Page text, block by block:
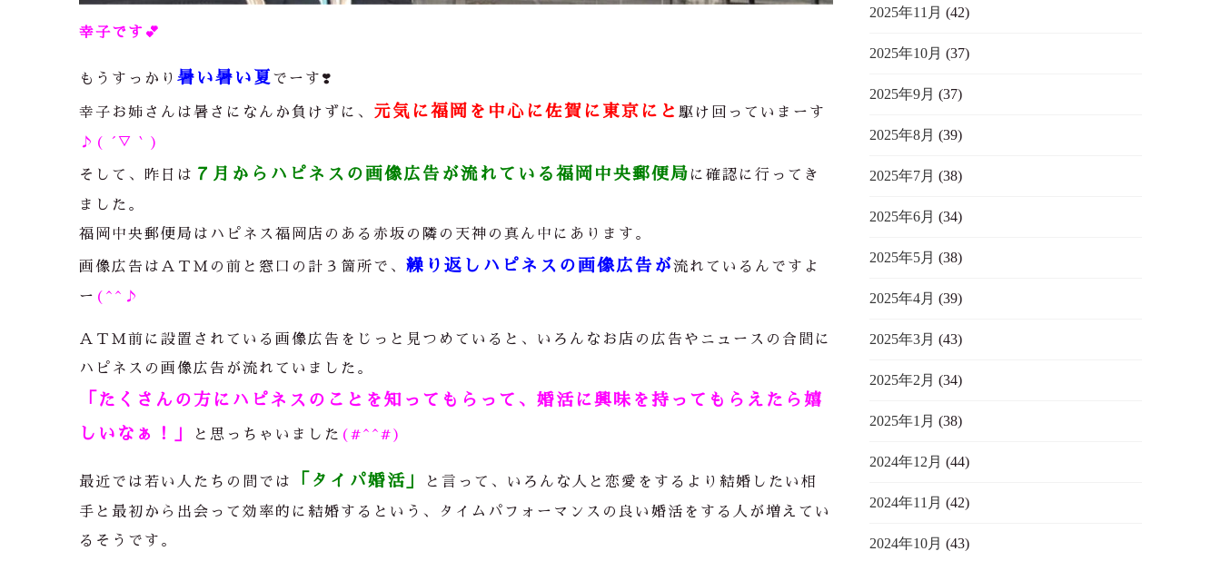
幸子です 💕
もうすっかり 暑い暑い夏 でーす❣️
幸子お姉さんは暑さになんか負けずに、 元気に福岡を中心に佐賀に東京にと 駆け回っていまーす
♪( ´▽｀)
そして、昨日は ７月からハピネスの画像広告が流れている福岡中央郵便局 に確認に行ってき
ました。
福岡中央郵便局はハピネス福岡店のある赤坂の隣の天神の真ん中にあります。
画像広告はＡＴＭの前と窓口の計３箇所で、 繰り返しハピネスの画像広告が流れているんですよ
ー (^^♪
ＡＴＭ前に設置されている画像広告をじっと見つめていると、いろんなお店の広告やニュースの合間に
ハピネスの画像広告が流れていました。
「たくさんの方にハピネスのことを知ってもらって、婚活に興味を持ってもらえたら嬉
しいなぁ！」
と思っちゃいました (#^^#)
最近では若い人たちの間では 「タイパ婚活」 と言って、いろんな人と恋愛をするより結婚したい相
手と最初から出会って効率的に結婚するという、タイムパフォーマンスの良い婚活をする人が増えてい
るそうです。
2025年11月 (42)
2025年10月 (37)
2025年9月 (37)
2025年8月 (39)
2025年7月 (38)
2025年6月 (34)
2025年5月 (38)
2025年4月 (39)
2025年3月 (43)
2025年2月 (34)
2025年1月 (38)
2024年12月 (44)
2024年11月 (42)
2024年10月 (43)